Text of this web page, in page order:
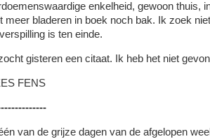
enkelheid, gewoon thuis,
meer bladeren in boek noch bak. Ik zoek
is ten einde.
gisteren een citaat. Ik heb het niet
FENS
van de grijze dagen van de afgelopen